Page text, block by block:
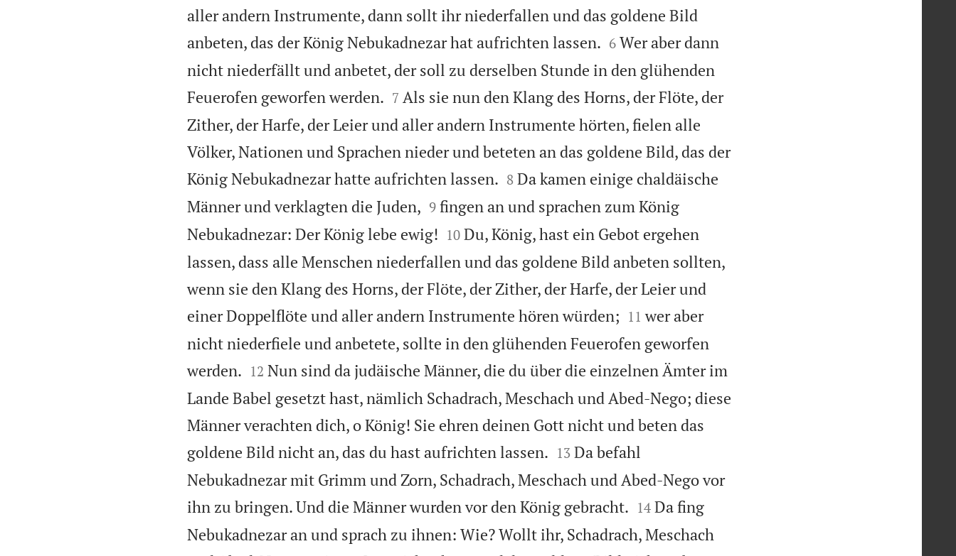
aller andern Instrumente, dann sollt ihr niederfallen und das goldene Bild
anbeten, das der König Nebukadnezar hat aufrichten lassen.
6 Wer aber dann
nicht niederfällt und anbetet, der soll zu derselben Stunde in den glühenden
Feuerofen geworfen werden.
7 Als sie nun den Klang des Horns, der Flöte, der
Zither, der Harfe, der Leier und aller andern Instrumente hörten, fielen alle
Völker, Nationen und Sprachen nieder und beteten an das goldene Bild, das der
König Nebukadnezar hatte aufrichten lassen.
8 Da kamen einige chaldäische
Männer und verklagten die Juden,
9 fingen an und sprachen zum König
Nebukadnezar: Der König lebe ewig!
10 Du, König, hast ein Gebot ergehen
lassen, dass alle Menschen niederfallen und das goldene Bild anbeten sollten,
wenn sie den Klang des Horns, der Flöte, der Zither, der Harfe, der Leier und
einer Doppelflöte und aller andern Instrumente hören würden;
11 wer aber
nicht niederfiele und anbetete, sollte in den glühenden Feuerofen geworfen
werden.
12 Nun sind da judäische Männer, die du über die einzelnen Ämter im
Lande Babel gesetzt hast, nämlich Schadrach, Meschach und Abed-Nego; diese
Männer verachten dich, o König! Sie ehren deinen Gott nicht und beten das
goldene Bild nicht an, das du hast aufrichten lassen.
13 Da befahl
Nebukadnezar mit Grimm und Zorn, Schadrach, Meschach und Abed-Nego vor
ihn zu bringen. Und die Männer wurden vor den König gebracht.
14 Da fing
Nebukadnezar an und sprach zu ihnen: Wie? Wollt ihr, Schadrach, Meschach